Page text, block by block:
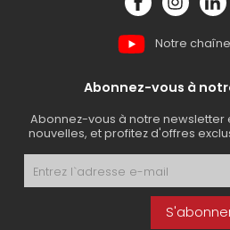
Notre
Abonnez-vous à
Abonnez-vous à notre newsletter
nouvelles, et profitez d'offres